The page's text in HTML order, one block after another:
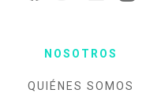
NOSOTROS
QUIÉNES SOMOS